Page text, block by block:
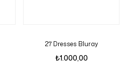
27 Dresses Bluray
₺1.000,00